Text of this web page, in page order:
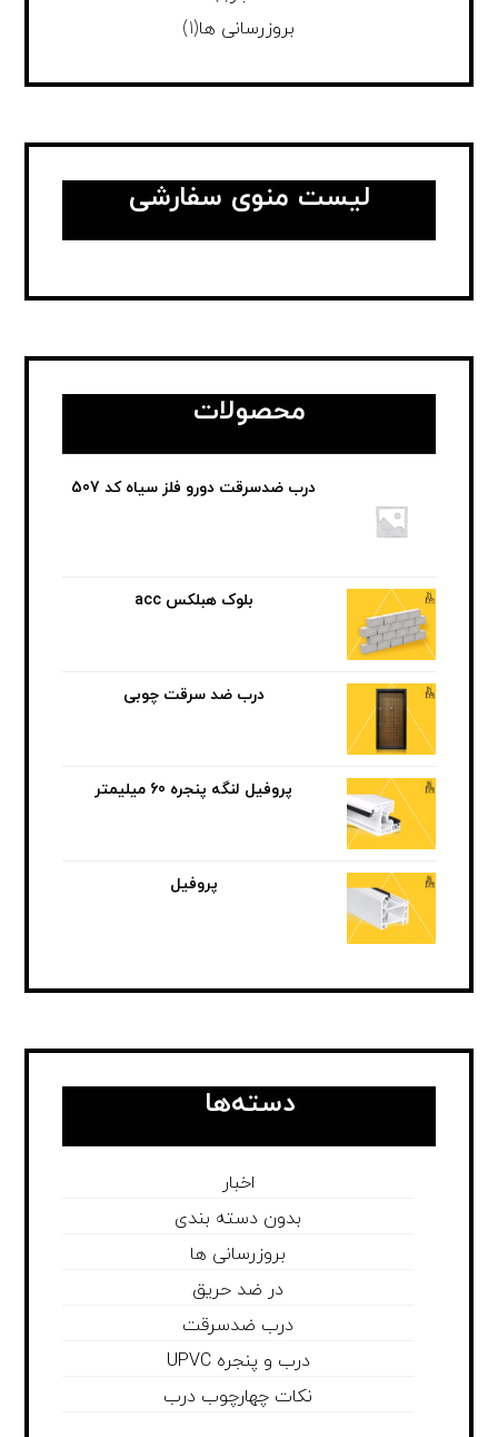
بروزرسانی ها(1)
لیست منوی سفارشی
محصولات
درب ضدسرقت دورو فلز سیاه کد 507
بلوک هبلکس acc
درب ضد سرقت چوبی
پروفیل لنگه پنجره 60 میلیمتر
پروفیل
دسته‌ها
اخبار
بدون دسته بندی
بروزرسانی ها
در ضد حریق
درب ضدسرقت
درب و پنجره UPVC
نکات چهارچوب درب